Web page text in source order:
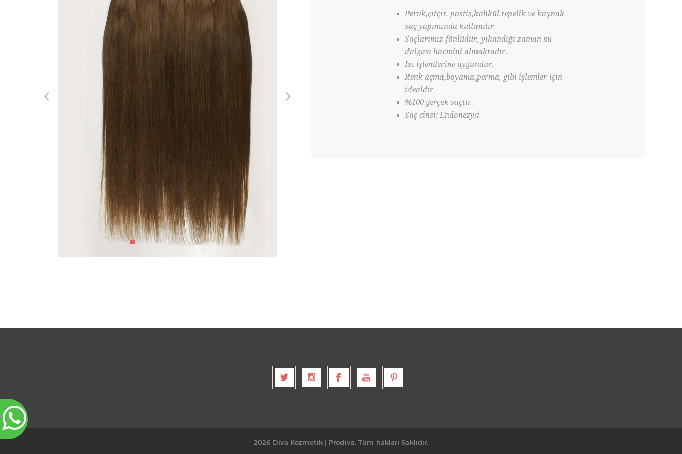
Peruk,çıtçıt, postiş,kahkül,tepelik ve kaynak
saç yapımında kullanılır
Saçlarımız fönlüdür, yıkandığı zaman su
dalgası hacmini almaktadır.
Isı işlemlerine uygundur.
Renk açma,boyama,perma, gibi işlemler için
idealdir
%100 gerçek saçtır.
Saç cinsi: Endonezya
2026 Diva Kozmetik | Prodiva. Tüm hakları Saklıdır.